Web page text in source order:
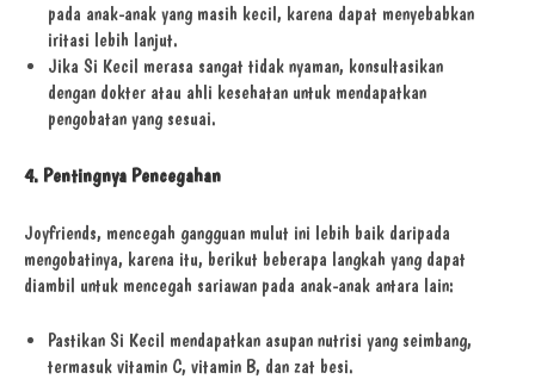
pada anak-anak yang masih kecil, karena dapat menyebabkan
iritasi lebih lanjut.
Jika Si Kecil merasa sangat tidak nyaman, konsultasikan
dengan dokter atau ahli kesehatan untuk mendapatkan
pengobatan yang sesuai.
4. Pentingnya Pencegahan
Joyfriends, mencegah gangguan mulut ini lebih baik daripada
mengobatinya, karena itu, berikut beberapa langkah yang dapat
diambil untuk mencegah sariawan pada anak-anak antara lain:
Pastikan Si Kecil mendapatkan asupan nutrisi yang seimbang,
termasuk vitamin C, vitamin B, dan zat besi.